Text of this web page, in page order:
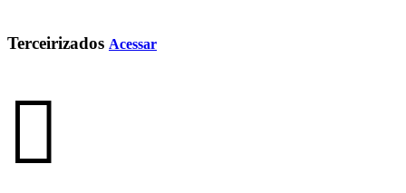
Terceirizados Acessar